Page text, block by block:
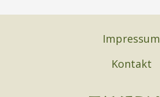
Impressum
Kontakt